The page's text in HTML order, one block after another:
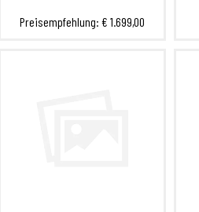
Preisempfehlung: € 1.699,00